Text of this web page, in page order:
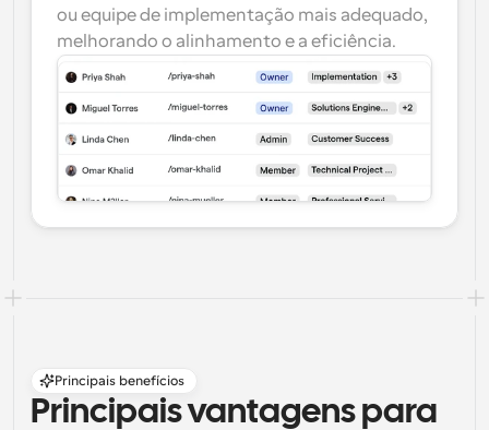
ou equipe de implementação mais adequado,
melhorando o alinhamento e a eficiência.
Principais benefícios
Principais vantagens para